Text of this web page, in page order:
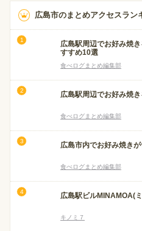
広島市のまとめアクセスラン
広島駅周辺でお好み焼
すすめ10選
食べログまとめ編集部
広島駅周辺でお好み焼
食べログまとめ編集部
広島市内でお好み焼き
食べログまとめ編集部
広島駅ビルMINAMOA(
キノミ７